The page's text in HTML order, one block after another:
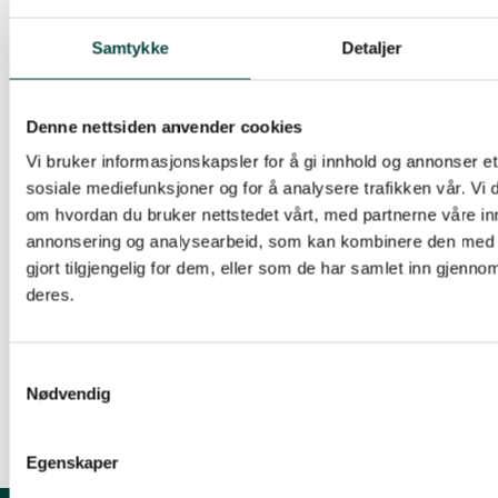
Samtykke Detaljer
Denne nettsiden anvender cookies
Vi bruker informasjonskapsler for å gi innhold og annonser
sosiale mediefunksjoner og for å analysere trafikken vår. Vi
om hvordan du bruker nettstedet vårt, med partnerne våre
annonsering og analysearbeid, som kan kombinere den
gjort tilgjengelig for dem, eller som de har samlet inn
deres.
Nødvendig
Egenskaper
mot gruveplanene er stor i befolkninga og også i
NSR-medlemmer som vil sikre flertallet for
gruvedrift. Gjelder ikke partiets eget enstemmige
landsmøtevedtak for Kautokeino?
Naturvernforbundet i Ávjovárri / Ávjovári
Luonddugáhttenlihttu
Elle Márjá Vars, sekretær/čálli